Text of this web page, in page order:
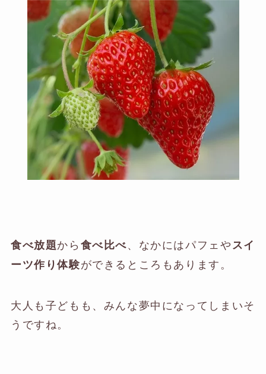
食べ放題から食べ比べ、なかにはパフェやスイ
ーツ作り体験ができるところもあります。
大人も子どもも、みんな夢中になってしまいそ
うですね。